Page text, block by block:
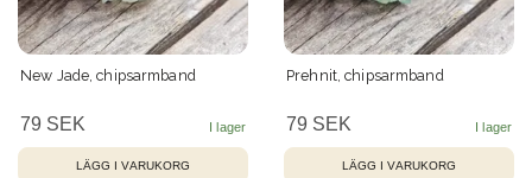
New Jade, chipsarmband
79 SEK
Prehnit, chipsarmband
79 SEK